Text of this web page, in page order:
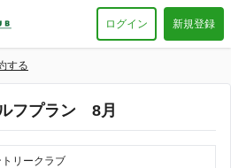
ログイン 新規登録
する
フプラン 8月
トリークラブ